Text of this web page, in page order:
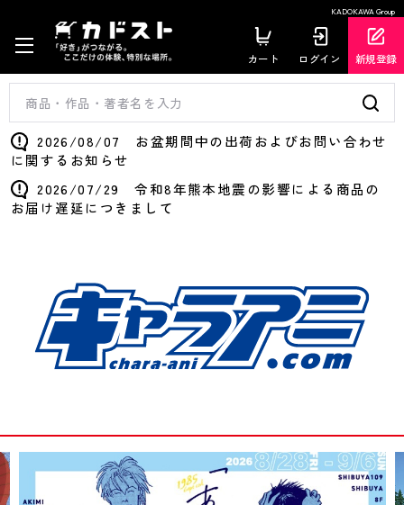
KADOKAWA Group
カート ログイン 新規登録
2026/08/07 お盆期間中の出荷およびお問い合わせ
に関するお知らせ
2026/07/29 令和8年熊本地震の影響による商品の
お届け遅延につきまして